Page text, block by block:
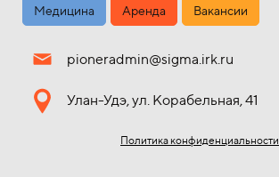
Медицина Аренда Вакансии
pioneradmin@sigma.irk.ru
Улан-Удэ, ул. Корабельная, 41
Политика конфиденциальности